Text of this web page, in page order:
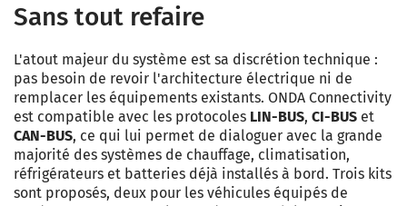
Sans tout refaire
L'atout majeur du système est sa discrétion technique :
pas besoin de revoir l'architecture électrique ni de
remplacer les équipements existants. ONDA Connectivity
est compatible avec les protocoles LIN-BUS, CI-BUS et
CAN-BUS, ce qui lui permet de dialoguer avec la grande
majorité des systèmes de chauffage, climatisation,
réfrigérateurs et batteries déjà installés à bord. Trois kits
sont proposés, deux pour les véhicules équipés de